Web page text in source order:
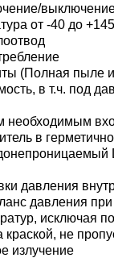
от -40 до +145
(Полная пыле и
в т.ч. под
необходимым
в
давления
давления
исключая
краской, не
излучение